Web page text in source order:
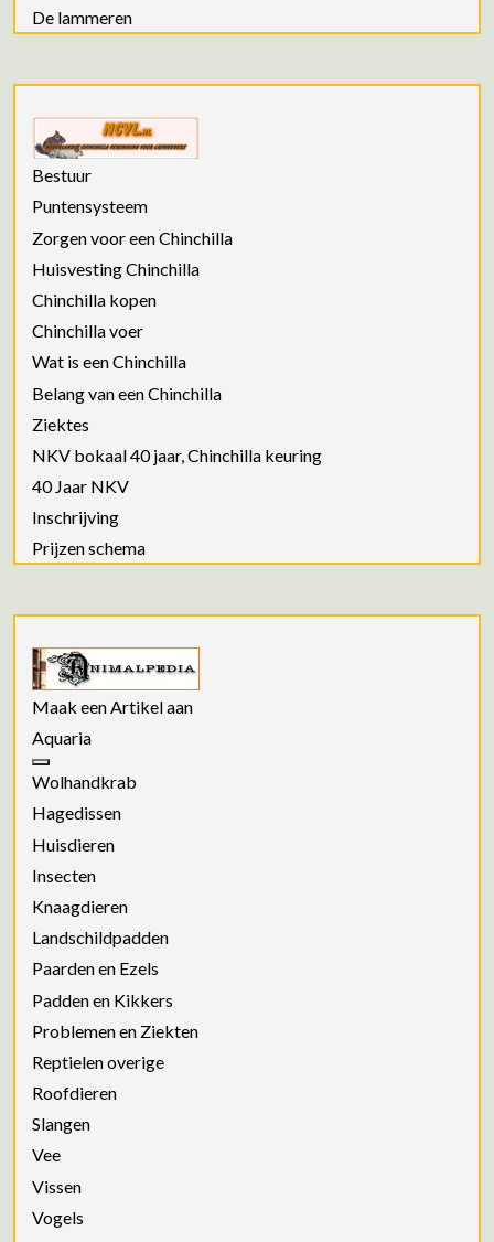
De lammeren
Bestuur
Puntensysteem
Zorgen voor een Chinchilla
Huisvesting Chinchilla
Chinchilla kopen
Chinchilla voer
Wat is een Chinchilla
Belang van een Chinchilla
Ziektes
NKV bokaal 40 jaar, Chinchilla keuring
40 Jaar NKV
Inschrijving
Prijzen schema
Maak een Artikel aan
Aquaria
Wolhandkrab
Hagedissen
Huisdieren
Insecten
Knaagdieren
Landschildpadden
Paarden en Ezels
Padden en Kikkers
Problemen en Ziekten
Reptielen overige
Roofdieren
Slangen
Vee
Vissen
Vogels